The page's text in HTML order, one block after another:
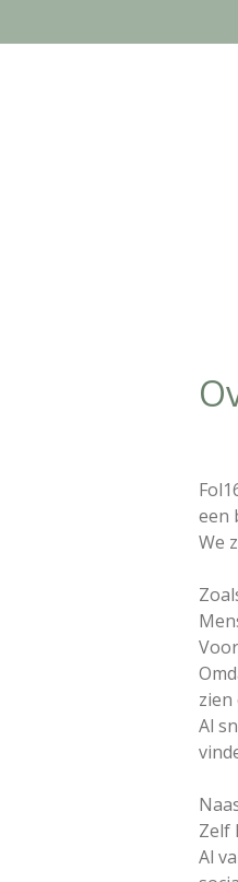
direct
een
We
zien
Al
Zelf
Al